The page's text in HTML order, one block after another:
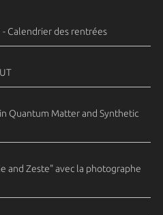
Calendrier des rentrées
Quantum Matter and Synthetic
and Zeste" avec la photographe